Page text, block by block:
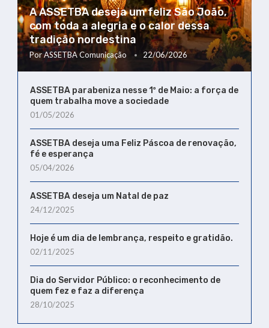
A ASSETBA deseja um feliz São João,
com toda a alegria e o calor dessa
tradição nordestina
PorASSETBA Comunicação 22/06/2026
ASSETBA parabeniza nesse 1º de Maio: a força de
quem trabalha move a sociedade
01/05/2026
ASSETBA deseja uma Feliz Páscoa de renovação,
fé e esperança
05/04/2026
ASSETBA deseja um Natal de paz
24/12/2025
Hoje é um dia de lembrança, respeito e gratidão.
02/11/2025
Dia do Servidor Público: o reconhecimento de
quem fez e faz a diferença
28/10/2025